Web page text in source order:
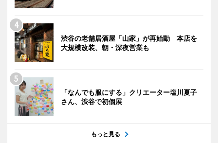
渋谷の老舗居酒屋「山家」が再始動 本店を
大規模改装、朝・深夜営業も
「なんでも服にする」クリエーター塩川夏子
さん、渋谷で初個展
もっと見る